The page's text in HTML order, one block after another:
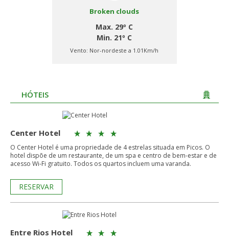
Broken clouds
Max. 29º C
Min. 21º C
Vento: Nor-nordeste a 1.01Km/h
HÓTEIS
Center Hotel
O Center Hotel é uma propriedade de 4 estrelas situada em Picos. O
hotel dispõe de um restaurante, de um spa e centro de bem-estar e de
acesso Wi-Fi gratuito. Todos os quartos incluem uma varanda.
RESERVAR
Entre Rios Hotel